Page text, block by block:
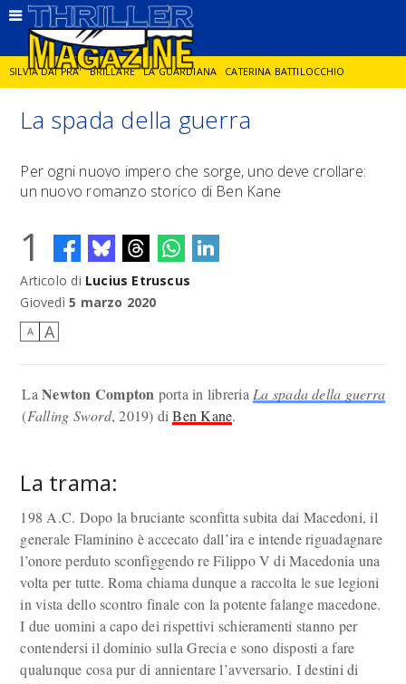
SILVIA DAI PRA' BRILLARE LA GUARDIANA CATERINA BATTILOCCHIO
JORGE DIAZ LA SPIA DELITTO IN CORNICE GIANCARLO DE CATALDO
DIEGO ZANDEL GLI ANNI DI PIETRA
La spada della guerra
Per ogni nuovo impero che sorge, uno deve crollare:
un nuovo romanzo storico di Ben Kane
1
Articolo di Lucius Etruscus
Giovedì 5 marzo 2020
A A
LaNewton Compton porta in libreria La spada della guerra
(Falling Sword, 2019) diBen Kane.
La trama:
198 A.C. Dopo la bruciante sconfitta subita dai Macedoni, il
generale Flaminino è accecato dall’ira e intende riguadagnare
l’onore perduto sconfiggendo re Filippo V di Macedonia una
volta per tutte. Roma chiama dunque a raccolta le sue legioni
in vista dello scontro finale con la potente falange macedone.
I due uomini a capo dei rispettivi schieramenti stanno per
contendersi il dominio sulla Grecia e sono disposti a fare
qualunque cosa pur di annientare l’avversario. I destini di